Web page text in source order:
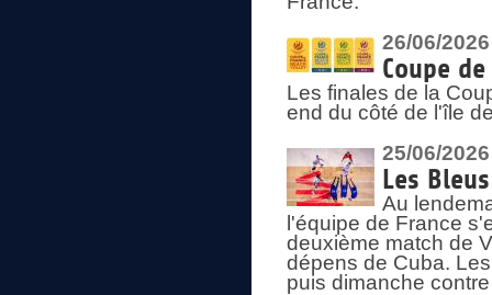
26/06/2026
Coupe
Les finales de la
end du côté de l'île
25/06/2026
Les
Au
l'équipe de France
deuxième match de
dépens de Cuba.
puis dimanche